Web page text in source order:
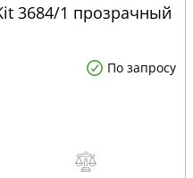
3684/1 прозрачный
По запросу